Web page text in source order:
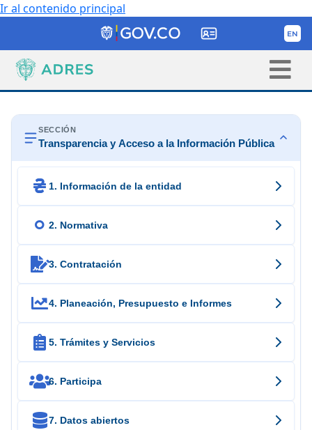
Ir al contenido principal
SECCIÓN
Transparencia y Acceso a la Información Pública
 1. Información de la entidad
 2. Normativa
3. Contratación
4. Planeación, Presupuesto e Informes
 5. Trámites y Servicios
6. Participa
7. Datos abiertos